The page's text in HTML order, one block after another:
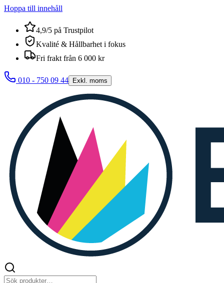
Hoppa till innehåll
4,9/5 på Trustpilot
Kvalité & Hållbarhet i fokus
Fri frakt från 6 000 kr
010 - 750 09 44 Exkl. moms